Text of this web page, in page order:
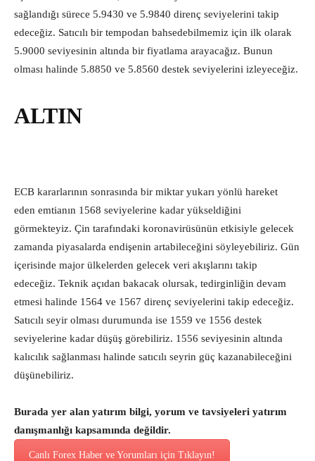
sağlandığı sürece 5.9430 ve 5.9840 direnç seviyelerini takip
edeceğiz. Satıcılı bir tempodan bahsedebilmemiz için ilk olarak
5.9000 seviyesinin altında bir fiyatlama arayacağız. Bunun
olması halinde 5.8850 ve 5.8560 destek seviyelerini izleyeceğiz.
ALTIN
ECB kararlarının sonrasında bir miktar yukarı yönlü hareket
eden emtianın 1568 seviyelerine kadar yükseldiğini
görmekteyiz. Çin tarafındaki koronavirüsünün etkisiyle gelecek
zamanda piyasalarda endişenin artabileceğini söyleyebiliriz. Gün
içerisinde major ülkelerden gelecek veri akışlarını takip
edeceğiz. Teknik açıdan bakacak olursak, tedirginliğin devam
etmesi halinde 1564 ve 1567 direnç seviyelerini takip edeceğiz.
Satıcılı seyir olması durumunda ise 1559 ve 1556 destek
seviyelerine kadar düşüş görebiliriz. 1556 seviyesinin altında
kalıcılık sağlanması halinde satıcılı seyrin güç kazanabileceğini
düşünebiliriz.
Burada yer alan yatırım bilgi, yorum ve tavsiyeleri yatırım
danışmanlığı kapsamında değildir.
Canlı Forex Haber ve Yorumları için Tıklayın!